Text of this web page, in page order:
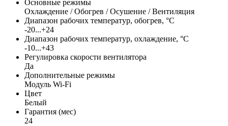
Основные режимы
Охлаждение / Обогрев / Осушение / Вентиляция
Диапазон рабочих температур, обогрев, °C
-20...+24
Диапазон рабочих температур, охлаждение, °C
-10...+43
Регулировка скорости вентилятора
Да
Дополнительные режимы
Модуль Wi-Fi
Цвет
Белый
Гарантия (мес)
24